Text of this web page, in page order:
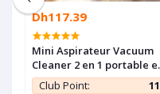
Dh117.39
Mini Aspirateur Vacuum
Cleaner 2 en 1 portable et
sans fil avec lumière LED
Club Point: 11